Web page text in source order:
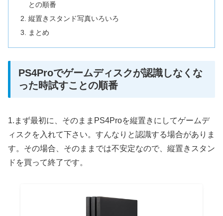
との順番
縦置きスタンド写真いろいろ
まとめ
PS4Proでゲームディスクが認識しなくな
った時試すことの順番
1.まず最初に、そのままPS4Proを縦置きにしてゲームデ
ィスクを入れて下さい。すんなりと認識する場合がありま
す。その場合、そのままでは不安定なので、縦置きスタン
ドを買って終了です。